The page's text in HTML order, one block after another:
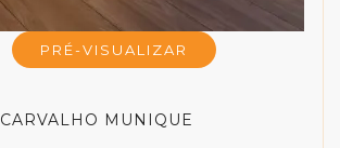
PRÉ-VISUALIZAR
CARVALHO MUNIQUE